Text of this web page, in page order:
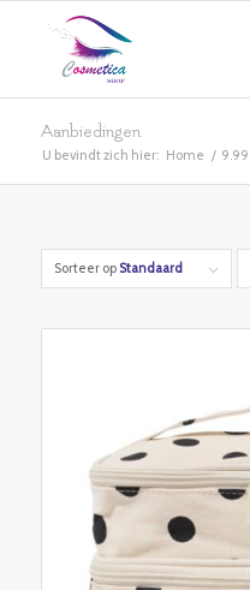
Aanbiedingen
U bevindt zich hier: Home / 9.99
Sorteer op Standaard